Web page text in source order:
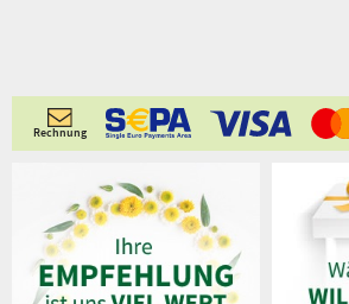
Rechnung